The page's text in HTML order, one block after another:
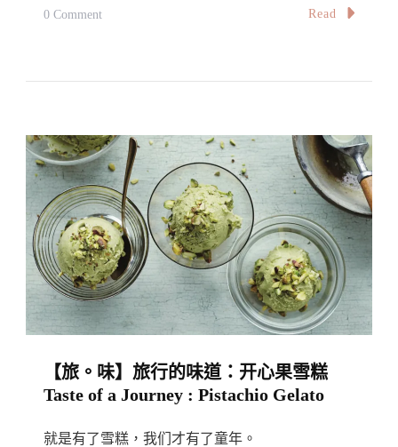
0 CommentOn
的
味
道：
麦
当
劳
Taste
Of
Journey:
McDonald’s
Read
【旅。味】旅行的味道：开心果雪糕
Taste of a Journey : Pistachio Gelato
就是有了雪糕，我们才有了童年。